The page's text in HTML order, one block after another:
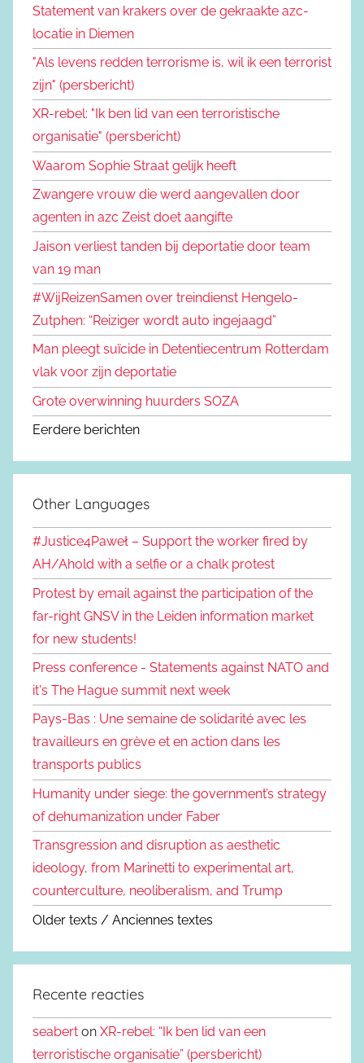
Statement van krakers over de gekraakte azc-
locatie in Diemen
"Als levens redden terrorisme is, wil ik een terrorist
zijn" (persbericht)
XR-rebel: "Ik ben lid van een terroristische
organisatie" (persbericht)
Waarom Sophie Straat gelijk heeft
Zwangere vrouw die werd aangevallen door
agenten in azc Zeist doet aangifte
Jaison verliest tanden bij deportatie door team
van 19 man
#WijReizenSamen over treindienst Hengelo-
Zutphen: “Reiziger wordt auto ingejaagd”
Man pleegt suïcide in Detentiecentrum Rotterdam
vlak voor zijn deportatie
Grote overwinning huurders SOZA
Eerdere berichten
Other Languages
#Justice4Paweł – Support the worker fired by
AH/Ahold with a selfie or a chalk protest
Protest by email against the participation of the
far-right GNSV in the Leiden information market
for new students!
Press conference - Statements against NATO and
it's The Hague summit next week
Pays-Bas : Une semaine de solidarité avec les
travailleurs en grève et en action dans les
transports publics
Humanity under siege: the government’s strategy
of dehumanization under Faber
Transgression and disruption as aesthetic
ideology, from Marinetti to experimental art,
counterculture, neoliberalism, and Trump
Older texts / Anciennes textes
Recente reacties
seabert on XR-rebel: “Ik ben lid van een
terroristische organisatie” (persbericht)